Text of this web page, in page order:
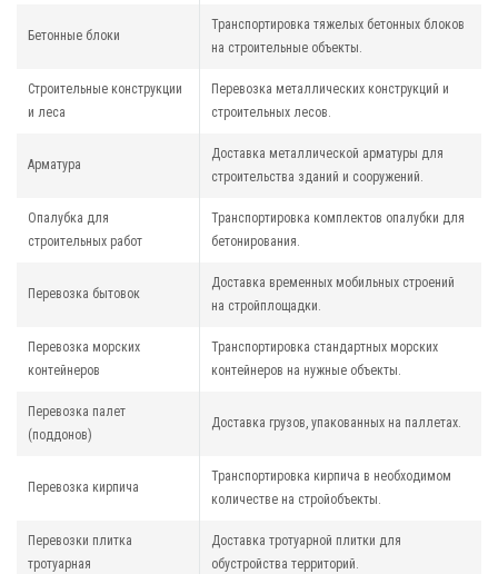
Бетонные блоки
Транспортировка тяжелых бетонных блоков
на строительные объекты.
Строительные конструкции
и леса
Перевозка металлических конструкций и
строительных лесов.
Арматура
Доставка металлической арматуры для
строительства зданий и сооружений.
Опалубка для
строительных работ
Транспортировка комплектов опалубки для
бетонирования.
Перевозка бытовок
Доставка временных мобильных строений
на стройплощадки.
Перевозка морских
контейнеров
Транспортировка стандартных морских
контейнеров на нужные объекты.
Перевозка палет
(поддонов)
Доставка грузов, упакованных на паллетах.
Перевозка кирпича
Транспортировка кирпича в необходимом
количестве на стройобъекты.
Перевозки плитка
тротуарная
Доставка тротуарной плитки для
обустройства территорий.